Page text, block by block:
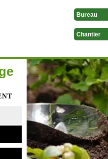
Bureau
Chantier